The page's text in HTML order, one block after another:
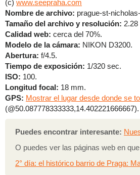
(c) www.seepraha.com
Nombre de archivo: prague-st-
Tamaño del archivo y resolución:
Calidad web: cerca del 70%.
Modelo de la cámara: NIKON D3200.
Abertura: f/4.5.
Tiempo de exposición: 1/320 sec.
ISO: 100.
Longitud focal: 18 mm.
GPS: Mostrar el lugar desde donde se
(@50.087778333333,14.402221666667).
Puedes encontrar interesante:
O puedes ver las páginas web en
2° día: el histórico barrio de Praga: